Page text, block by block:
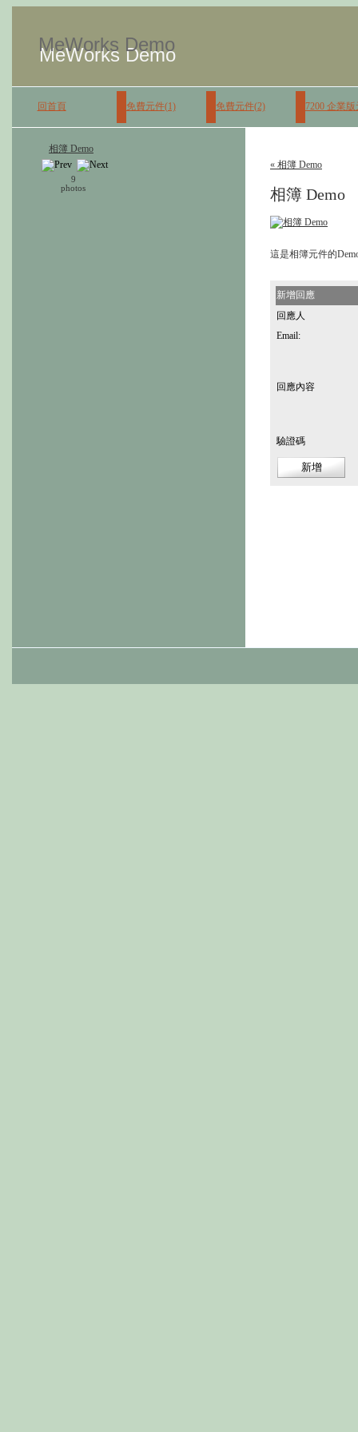
MeWorks Demo
MeWorks Demo
回首頁 免費元件(1) 免費元件(2) 7200 企業
相簿 Demo
9
photos
« 相簿 Demo
相簿 Demo
這是相簿元件的
新增回應
回應人
Email:
回應內容
驗證碼